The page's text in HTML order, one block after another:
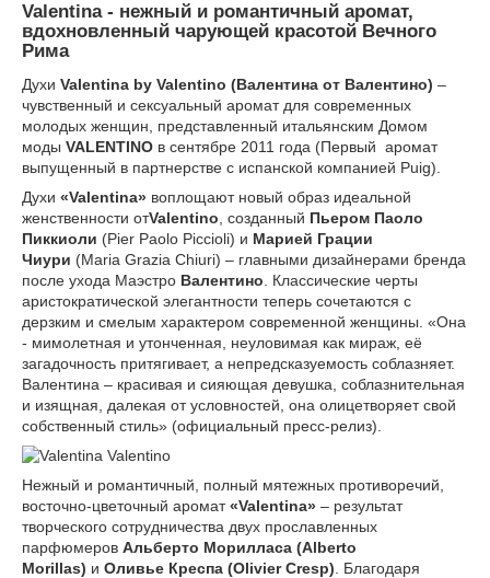
Valentina- нежный и романтичный аромат,
вдохновленный чарующей красотой Вечного
Рима
Духи Valentina by Valentino (Валентина от Валентино) –
чувственный и сексуальный аромат для современных
молодых женщин, представленный итальянским Домом
моды VALENTINO в сентябре 2011 года (Первый аромат
выпущенный в партнерстве с испанской компанией Puig).
Духи «Valentina» воплощают новый образ идеальной
женственности отValentino , созданный Пьером Паоло
Пиккиоли (Pier Paolo Piccioli) и Марией Грации
Чиури (Maria Grazia Chiuri) – главными дизайнерами бренда
после ухода Маэстро Валентино . Классические черты
аристократической элегантности теперь сочетаются с
дерзким и смелым характером современной женщины. «Она
- мимолетная и утонченная, неуловимая как мираж, её
загадочность притягивает, а непредсказуемость соблазняет.
Валентина – красивая и сияющая девушка, соблазнительная
и изящная, далекая от условностей, она олицетворяет свой
собственный стиль» (официальный пресс-релиз).
Нежный и романтичный, полный мятежных противоречий,
восточно-цветочный аромат«Valentina» – результат
творческого сотрудничества двух прославленных
парфюмеров Альберто Морилласа (Alberto
Morillas) и Оливье Креспа (Olivier Cresp) . Благодаря